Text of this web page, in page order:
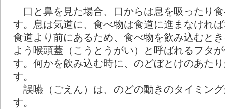
口と鼻を見た場合、口からは息を吸ったり
す。息は気道に、食べ物は食道に進まなけれ
食道より前にあるため、食べ物を飲み込むと
よう喉頭蓋（こうとうがい）と呼ばれるフタ
す。何かを飲み込む時に、のどぼとけのあた
す。
誤嚥（ごえん）は、のどの動きのタイミン
す。